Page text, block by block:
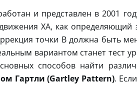
и представлен в 2001
XA, как определяющий
точки B должна быть
вариантом станет тест
способов найти
Гартли (Gartley Pattern).